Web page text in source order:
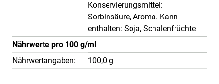
Konservierungsmittel:
Sorbinsäure, Aroma. Kann
enthalten: Soja, Schalenfrüchte
Nährwerte pro 100 g/ml
Nährwertangaben:
100,0 g